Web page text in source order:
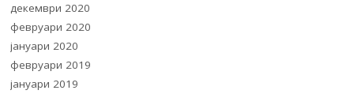
декември 2020
февруари 2020
јануари 2020
февруари 2019
јануари 2019